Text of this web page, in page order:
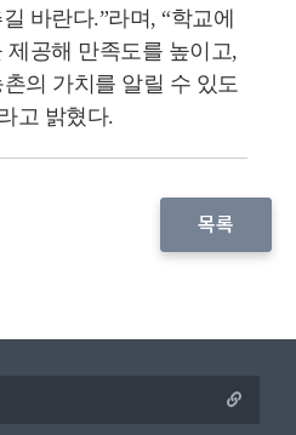
바란다.”라며, “학교에
제공해 만족도를 높이고,
의 가치를 알릴 수 있도
고 밝혔다.
목록